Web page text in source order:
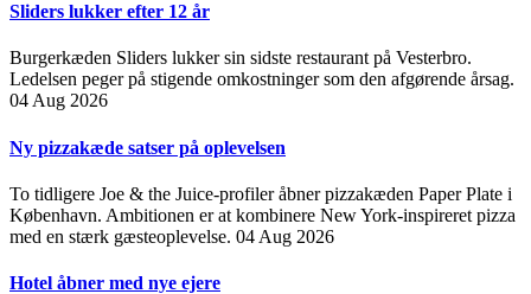
Sliders lukker efter 12 år
Burgerkæden Sliders lukker sin sidste restaurant på Vesterbro.
Ledelsen peger på stigende omkostninger som den afgørende årsag.
04 Aug 2026
Ny pizzakæde satser på oplevelsen
To tidligere Joe & the Juice-profiler åbner pizzakæden Paper Plate i
København. Ambitionen er at kombinere New York-inspireret pizza
med en stærk gæsteoplevelse. 04 Aug 2026
Hotel åbner med nye ejere